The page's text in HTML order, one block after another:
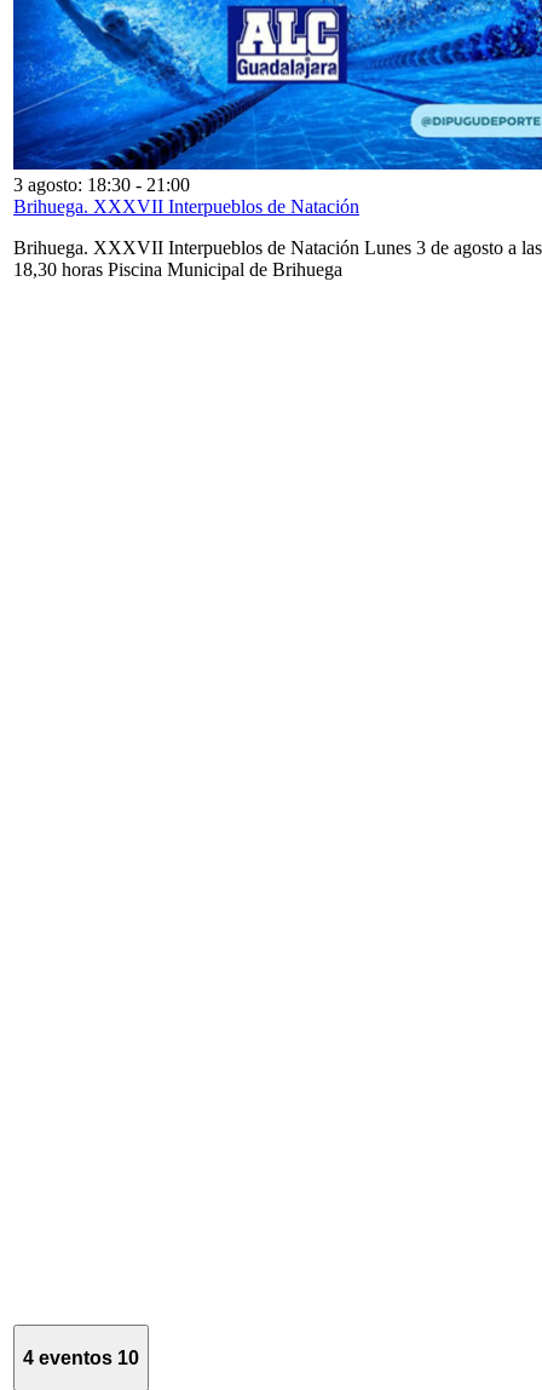
3 agosto: 18:30 - 21:00
Brihuega. XXXVII Interpueblos de Natación
Brihuega. XXXVII Interpueblos de Natación Lunes 3 de agosto a las
18,30 horas Piscina Municipal de Brihuega
4 eventos 10